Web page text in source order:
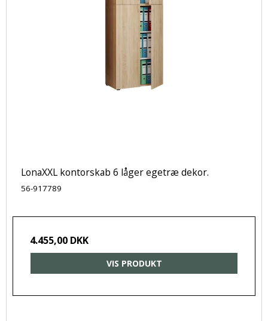
LonaXXL kontorskab 6 låger egetræ dekor.
56-917789
4.455,00 DKK
VIS PRODUKT